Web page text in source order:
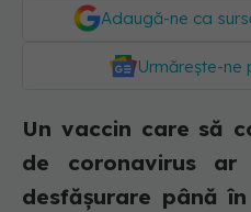
Adaugă-ne ca
Urmărește-
Un vaccin care să
de coronavirus
desfăşurare până